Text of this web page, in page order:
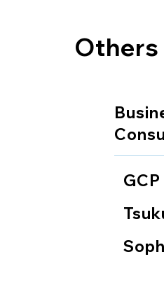
Others